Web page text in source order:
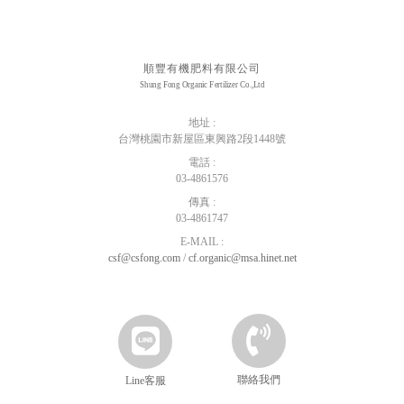
順豐有機肥料有限公司
Shung Fong Organic Fertilizer Co.,Ltd
地址 :
台灣桃園市新屋區東興路2段1448號
電話 :
03-4861576
傳真 :
03-4861747
E-MAIL :
csf@csfong.com/ cf.organic@msa.hinet.net
Line客服 聯絡我們